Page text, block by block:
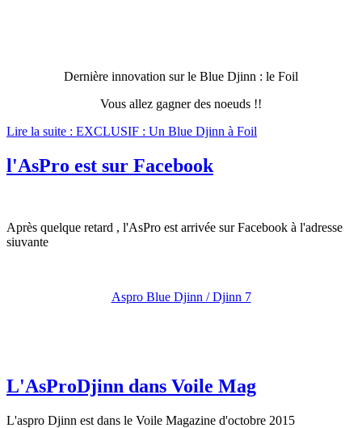
Dernière innovation sur le Blue Djinn : le Foil
Vous allez gagner des noeuds !!
Lire la suite : EXCLUSIF : Un Blue Djinn à Foil
l'AsPro est sur Facebook
Après quelque retard , l'AsPro est arrivée sur Facebook à l'adresse
siuvante
Aspro Blue Djinn / Djinn 7
L'AsProDjinn dans Voile Mag
L'aspro Djinn est dans le Voile Magazine d'octobre 2015